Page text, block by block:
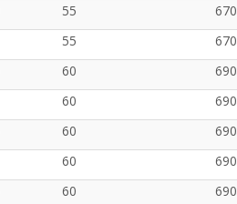
55
670
55
670
60
690
60
690
60
690
60
690
60
690